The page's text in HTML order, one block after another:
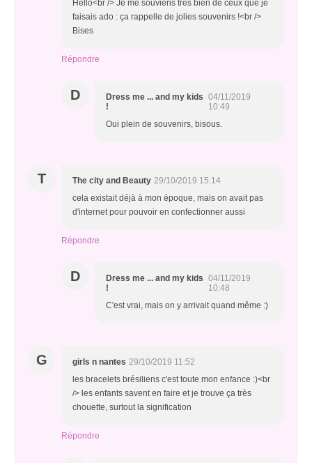
Hello<br /> Je me souviens très bien de ceux que je
faisais ado : ça rappelle de jolies souvenirs !<br />
Bises
Répondre
D
Dress me ... and my kids
!
04/11/2019
10:49
Oui plein de souvenirs, bisous.
T The city and Beauty 29/10/2019 15:14
cela existait déjà à mon époque, mais on avait pas
d'internet pour pouvoir en confectionner aussi
Répondre
D
Dress me ... and my kids
!
04/11/2019
10:48
C'est vrai, mais on y arrivait quand même :)
G girls n nantes 29/10/2019 11:52
les bracelets brésiliens c'est toute mon enfance :)<br
/> les enfants savent en faire et je trouve ça très
chouette, surtout la signification
Répondre